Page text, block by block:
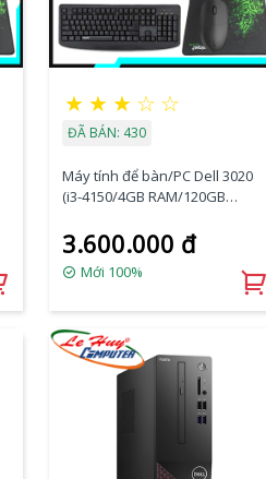
★ ★ ★ ☆ ☆
ĐÃ BÁN: 430
Máy tính để bàn/PC Dell 3020
(i3-4150/4GB RAM/120GB
3.600.000 đ
Mới 100%